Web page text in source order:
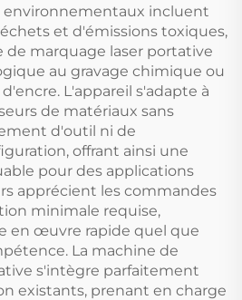
environnementaux incluent
et d'émissions toxiques,
de marquage laser portative
au gravage chimique ou
L'appareil s'adapte à
de matériaux sans
d'outil ni de
offrant ainsi une
pour des applications
apprécient les commandes
minimale requise,
en œuvre rapide quel que
La machine de
s'intègre parfaitement
existants, prenant en charge